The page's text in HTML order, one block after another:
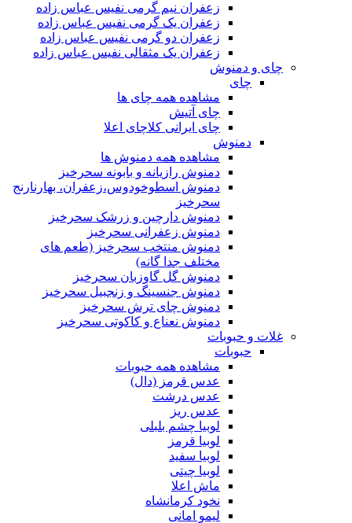
زعفران نیم گرمی نفیس عباس زاده
زعفران یک گرمی نفیس عباس زاده
زعفران دو گرمی نفیس عباس زاده
زعفران یک مثقالی نفیس عباس زاده
چای و دمنوش
چای
مشاهده همه چای ها
چای آتیش
چای ایرانی کلاچای اعلا
دمنوش
مشاهده همه دمنوش ها
دمنوش رازیانه و بابونه سحرخیز
دمنوش اسطوخودوس،زعفران، بهارنارنج
سحرخیز
دمنوش دارچین و زرشک سحرخیز
دمنوش زعفرانی سحرخیز
دمنوش منتخب سحرخیز (طعم های
مختلف جدا گانه)
دمنوش گل گاوزبان سحرخیز
دمنوش جنسینگ و زنجبیل سحرخیز
دمنوش چای ترش سحرخیز
دمنوش نعناع و کاکوتی سحرخیز
غلات و حبوبات
حبوبات
مشاهده همه حبوبات
عدس قرمز (دال)
عدس درشت
عدس ریز
لوبیا چشم بلبلی
لوبیا قرمز
لوبیا سفید
لوبیا چیتی
ماش اعلا
نخود کرمانشاه
لیمو امانی